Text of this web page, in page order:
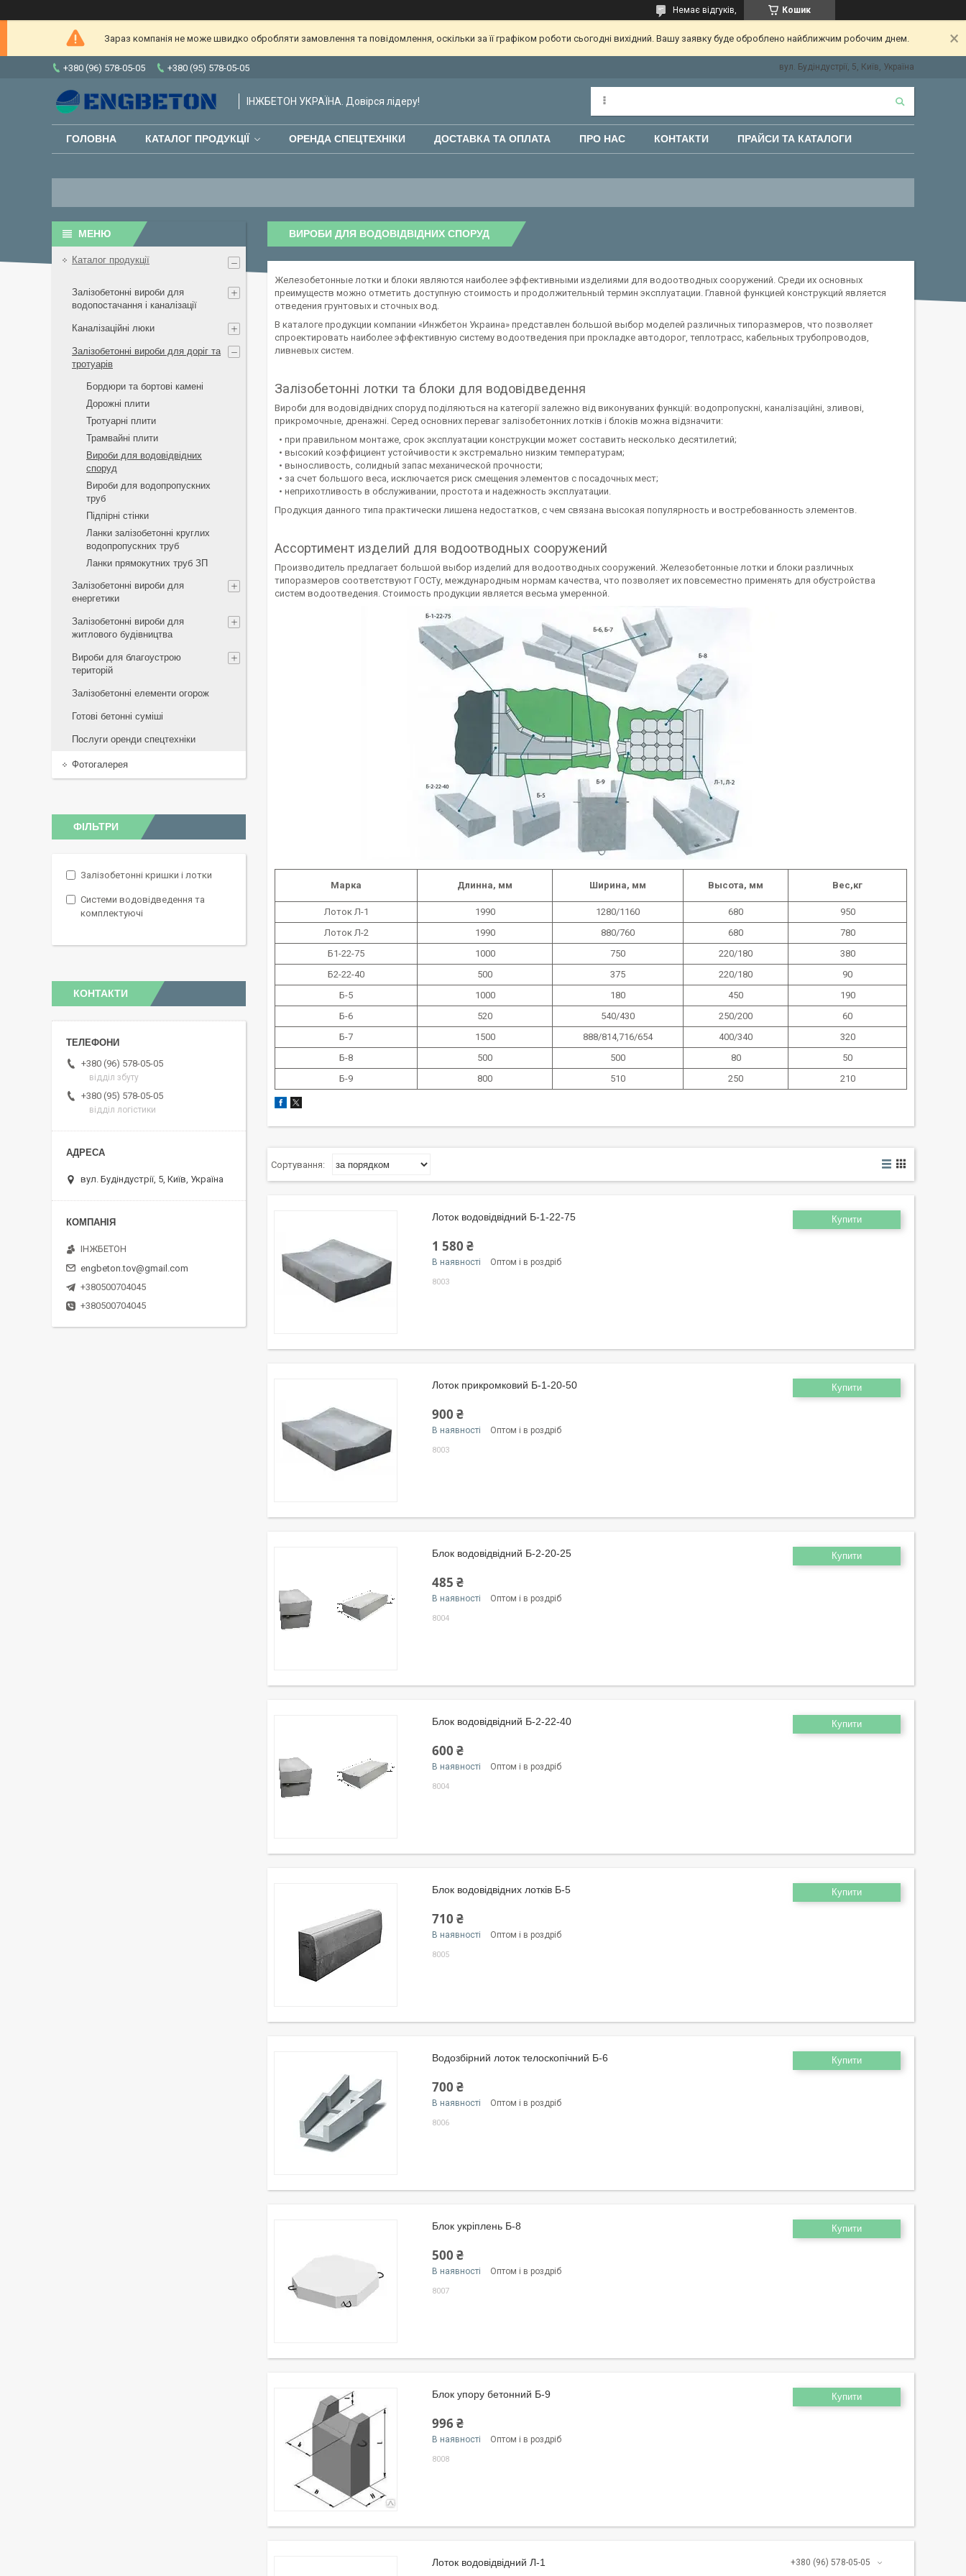
Кошик
Немає відгуків,
Зараз компанія не може швидко обробляти замовлення та повідомлення, оскільки за її графіком роботи сьогодні вихідний. Вашу заявку буде оброблено найближчим робочим днем.
+380 (96) 578-05-05 +380 (95) 578-05-05 вул. Будіндустрії, 5, Київ, Україна
ІНЖБЕТОН УКРАЇНА. Довірся лідеру!
ГОЛОВНА КАТАЛОГ ПРОДУКЦІЇ ОРЕНДА СПЕЦТЕХНІКИ ДОСТАВКА ТА ОПЛАТА ПРО НАС КОНТАКТИ ПРАЙСИ ТА КАТАЛОГИ
ВИРОБИ ДЛЯ ВОДОВІДВІДНИХ СПОРУД
Железобетонные лотки и блоки являются наиболее эффективными изделиями для водоотводных сооружений. Среди их основных
преимуществ можно отметить доступную стоимость и продолжительный термин эксплуатации. Главной функцией конструкций является
отведения грунтовых и сточных вод.
В каталоге продукции компании «Инжбетон Украина» представлен большой выбор моделей различных типоразмеров, что позволяет
спроектировать наиболее эффективную систему водоотведения при прокладке автодорог, теплотрасс, кабельных трубопроводов,
ливневых систем.
Залізобетонні лотки та блоки для водовідведення
Вироби для водовідвідних споруд поділяються на категорії залежно від виконуваних функцій: водопропускні, каналізаційні, зливові,
прикромочные, дренажні. Серед основних переваг залізобетонних лотків і блоків можна відзначити:
• при правильном монтаже, срок эксплуатации конструкции может составить несколько десятилетий;
• высокий коэффициент устойчивости к экстремально низким температурам;
• выносливость, солидный запас механической прочности;
• за счет большого веса, исключается риск смещения элементов с посадочных мест;
• неприхотливость в обслуживании, простота и надежность эксплуатации.
Продукция данного типа практически лишена недостатков, с чем связана высокая популярность и востребованность элементов.
Ассортимент изделий для водоотводных сооружений
Производитель предлагает большой выбор изделий для водоотводных сооружений. Железобетонные лотки и блоки различных
типоразмеров соответствуют ГОСТу, международным нормам качества, что позволяет их повсеместно применять для обустройства
систем водоотведения. Стоимость продукции является весьма умеренной.
Марка Длинна, мм Ширина, мм Высота, мм Вес,кг
Лоток Л-1 1990 1280/1160 680
950
Лоток Л-2
1990 880/760 680
780
Б1-22-75
1000 750 220/180
380
Б2-22-40
500 375 220/180
90
Б-5
1000 180 450
190
Б-6
520 540/430 250/200
60
Б-7
1500 888/814,716/654 400/340
320
Б-8
500 500 80
50
Б-9
800 510 250 210
Купити
Лоток водовідвідний Б-1-22-75
1 580 ₴
В наявності Оптом і в роздріб
8003
Купити
Лоток прикромковий Б-1-20-50
900 ₴
В наявності Оптом і в роздріб
8003
Купити
Блок водовідвідний Б-2-20-25
485 ₴
В наявності Оптом і в роздріб
8004
Купити
Блок водовідвідний Б-2-22-40
600 ₴
В наявності Оптом і в роздріб
8004
Купити
Блок водовідвідних лотків Б-5
710 ₴
В наявності Оптом і в роздріб
8005
Купити
Водозбірний лоток телоскопічний Б-6
700 ₴
В наявності Оптом і в роздріб
8006
Купити
Блок укріплень Б-8
500 ₴
В наявності Оптом і в роздріб
8007
Купити
Блок упору бетонний Б-9
996 ₴
В наявності Оптом і в роздріб
8008
+380 (96) 578-05-05
Лоток водовідвідний Л-1
Каталог продукції
Залізобетонні вироби для
водопостачання і каналізації
Каналізаційні люки
Залізобетонні вироби для доріг та
тротуарів
Бордюри та бортові камені
Дорожні плити
Тротуарні плити
Трамвайні плити
Вироби для водовідвідних
споруд
Вироби для водопропускних
труб
Підпірні стінки
Ланки залізобетонні круглих
водопропускних труб
Ланки прямокутних труб ЗП
Залізобетонні вироби для
енергетики
Залізобетонні вироби для
житлового будівництва
Вироби для благоустрою
територій
Залізобетонні елементи огорож
Готові бетонні суміші
Послуги оренди спецтехніки
Фотогалерея
ФІЛЬТРИ
Залізобетонні кришки і лотки
Системи водовідведення та
комплектуючі
КОНТАКТИ
+380 (96) 578-05-05
відділ збуту
+380 (95) 578-05-05
відділ логістики
вул. Будіндустрії, 5, Київ, Україна
ІНЖБЕТОН
engbeton.tov@gmail.com
+380500704045
+380500704045